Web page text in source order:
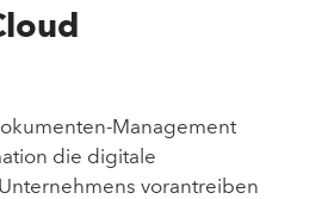
Management
die digitale
vorantreiben